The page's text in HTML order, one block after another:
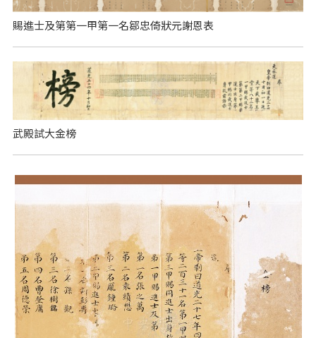
賜進士及第第一甲第一名鄒忠倚狀元謝恩表
武殿試大金榜